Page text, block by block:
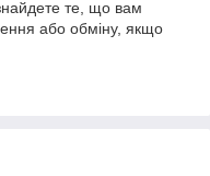
те, що вам
або обміну, якщо